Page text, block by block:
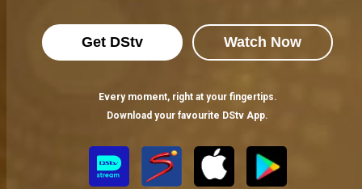
Get DStv Watch Now
Every moment, right at your fingertips.
Download your favourite DStv App.